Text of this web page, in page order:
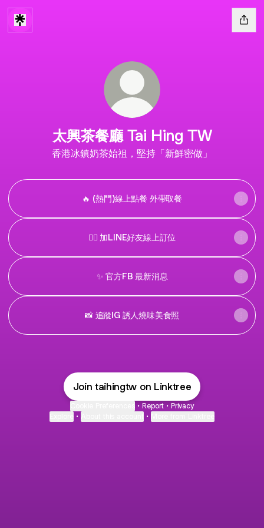
太興茶餐廳 Tai Hing TW
香港冰鎮奶茶始祖，堅持「新鮮密做」
🔥 (熱門)線上點餐 外帶取餐
🙋‍♂️ 加LINE好友線上訂位
✨ 官方FB 最新消息
📸 追蹤IG 誘人燒味美食照
Join taihingtw on Linktree
• Report • Privacy
• •